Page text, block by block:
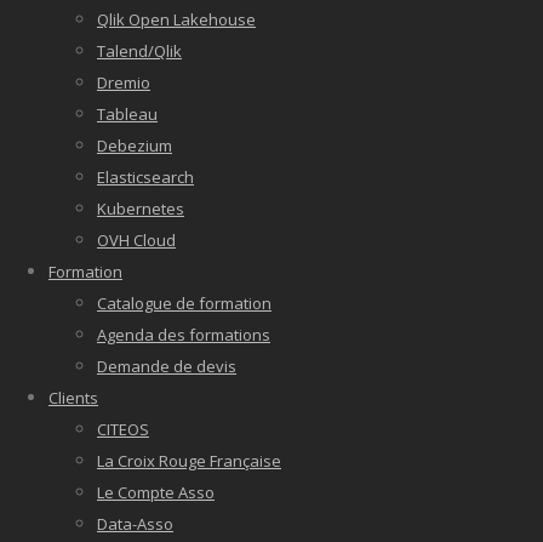
Qlik Open Lakehouse
Talend/Qlik
Dremio
Tableau
Debezium
Elasticsearch
Kubernetes
OVH Cloud
Formation
Catalogue de formation
Agenda des formations
Demande de devis
Clients
CITEOS
La Croix Rouge Française
Le Compte Asso
Data-Asso